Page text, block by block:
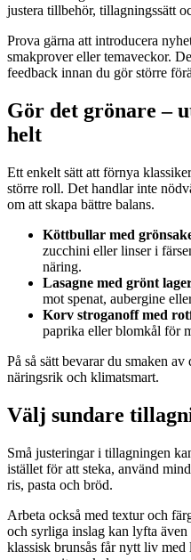
justera tillbehör, tillagningssätt
Prova gärna att introducera
smakprover eller temaveckor.
feedback innan du gör större
Gör det grönare –
helt
Ett enkelt sätt att förnya
större roll. Det handlar inte
om att skapa bättre balans.
Köttbullar med
zucchini eller linser i
näring.
Lasagne med grönt
mot spenat, aubergine
Korv stroganoff med
paprika eller blomkål för
På så sätt bevarar du smaken
näringsrik och klimatsmart.
Välj sundare
Små justeringar i tillagningen
istället för att steka, använd
ris, pasta och bröd.
Arbeta också med textur och
och syrliga inslag kan lyfta
klassisk brunsås får nytt liv